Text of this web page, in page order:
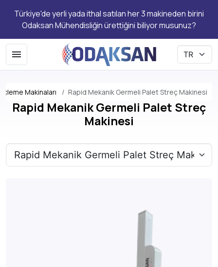
Türkiye'de yerli yada ithal satılan her 3 makineden birini
Odaksan Mühendisliğin ürettiğini biliyor musunuz?
Makinaları Rapid Mekanik Germeli Palet Streç Makinesi
Rapid Mekanik Germeli Palet Streç
Makinesi